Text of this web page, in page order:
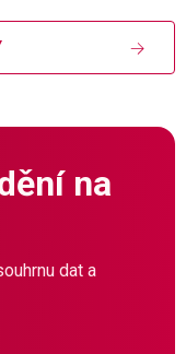
na
dat a